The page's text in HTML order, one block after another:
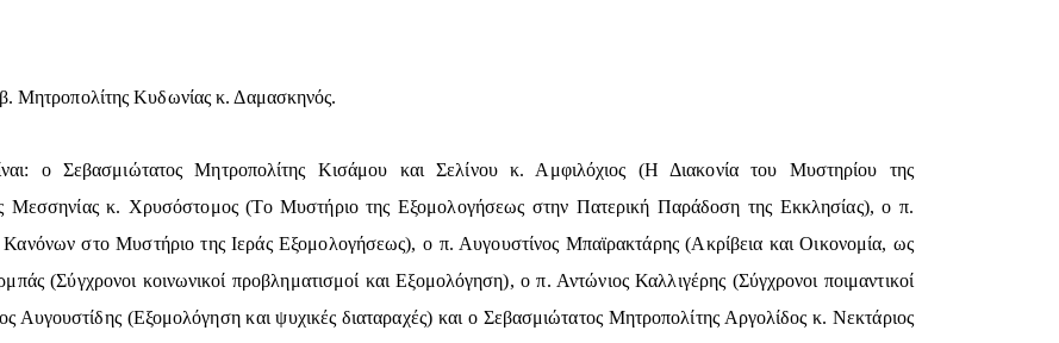
Μητροπολίτης Κυδωνίας κ. Δαμασκηνός.
ο Σεβασμιώτατος Μητροπολίτης Κισάμου και Σελίνου κ. Αμφιλόχιος (Η Διακονία του Μυστηρίου της
Μεσσηνίας κ. Χρυσόστομος (Το Μυστήριο της Εξομολογήσεως στην Πατερική Παράδοση της Εκκλησίας), ο π.
στο Μυστήριο της Ιεράς Εξομολογήσεως), ο π. Αυγουστίνος Μπαϊρακτάρης (Ακρίβεια και Οικονομία, ως
(Σύγχρονοι κοινωνικοί προβληματισμοί και Εξομολόγηση), ο π. Αντώνιος Καλλιγέρης (Σύγχρονοι ποιμαντικοί
Αυγουστίδης (Εξομολόγηση και ψυχικές διαταραχές) και ο Σεβασμιώτατος Μητροπολίτης Αργολίδος κ. Νεκτάριος